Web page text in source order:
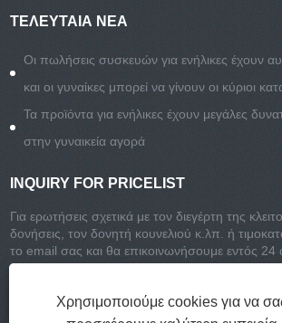
ΤΕΛΕΥΤΑΊΑ ΝΈΑ
Οι πωλήσεις συσκευών για ενήλικες έχουν
και οι γυναίκες μπορεί να γίνουν οι κύριοι
Τα προϊόντα για ενήλικες έχουν μεγάλες
στην γυναικεία αγορά
INQUIRY FOR PRICELIST
Για ερωτήσεις σχετικά με τον διεγέρτη της
δονήσεις, τον δονητή κουνελιού κ.λπ. ή
το email σας και θα επικοινωνήσουμε εντός 24
Χρησιμοποιούμε cookies για να